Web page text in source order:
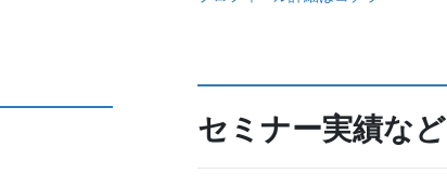
セミナー実績など